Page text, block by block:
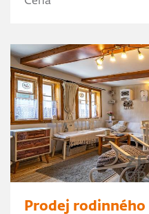
Prodej rodinného